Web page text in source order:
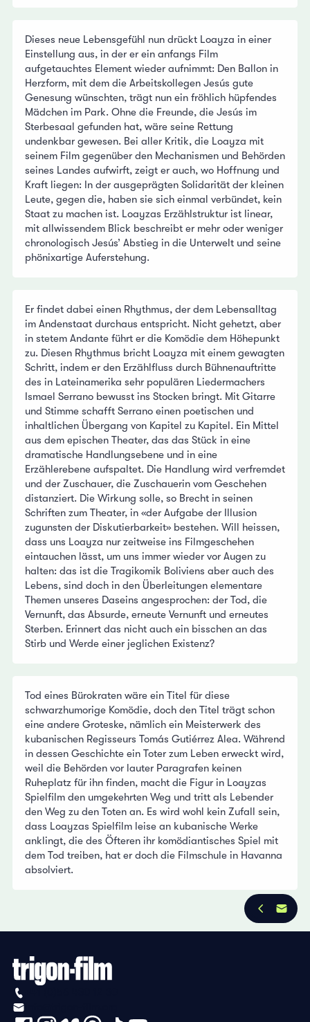
Dieses neue Lebensgefühl nun drückt Loayza in einer
Einstellung aus, in der er ein anfangs Film
aufgetauchtes Element wieder aufnimmt: Den Ballon in
Herzform, mit dem die Arbeitskollegen Jesús gute
Genesung wünschten, trägt nun ein fröhlich hüpfendes
Mädchen im Park. Ohne die Freunde, die Jesús im
Sterbesaal gefunden hat, wäre seine Rettung
undenkbar gewesen. Bei aller Kritik, die Loayza mit
seinem Film gegenüber den Mechanismen und Behörden
seines Landes aufwirft, zeigt er auch, wo Hoffnung und
Kraft liegen: In der ausgeprägten Solidarität der kleinen
Leute, gegen die, haben sie sich einmal verbündet, kein
Staat zu machen ist. Loayzas Erzählstruktur ist linear,
mit allwissendem Blick beschreibt er mehr oder weniger
chronologisch Jesús’ Abstieg in die Unterwelt und seine
phönixartige Auferstehung.
Er findet dabei einen Rhythmus, der dem Lebensalltag
im Andenstaat durchaus entspricht. Nicht gehetzt, aber
in stetem Andante führt er die Komödie dem Höhepunkt
zu. Diesen Rhythmus bricht Loayza mit einem gewagten
Schritt, indem er den Erzählfluss durch Bühnenauftritte
des in Lateinamerika sehr populären Liedermachers
Ismael Serrano bewusst ins Stocken bringt. Mit Gitarre
und Stimme schafft Serrano einen poetischen und
inhaltlichen Übergang von Kapitel zu Kapitel. Ein Mittel
aus dem epischen Theater, das das Stück in eine
dramatische Handlungsebene und in eine
Erzählerebene aufspaltet. Die Handlung wird verfremdet
und der Zuschauer, die Zuschauerin vom Geschehen
distanziert. Die Wirkung solle, so Brecht in seinen
Schriften zum Theater, in «der Aufgabe der Illusion
zugunsten der Diskutierbarkeit» bestehen. Will heissen,
dass uns Loayza nur zeitweise ins Filmgeschehen
eintauchen lässt, um uns immer wieder vor Augen zu
halten: das ist die Tragikomik Boliviens aber auch des
Lebens, sind doch in den Überleitungen elementare
Themen unseres Daseins angesprochen: der Tod, die
Vernunft, das Absurde, erneute Vernunft und erneutes
Sterben. Erinnert das nicht auch ein bisschen an das
Stirb und Werde einer jeglichen Existenz?
Tod eines Bürokraten wäre ein Titel für diese
schwarzhumorige Komödie, doch den Titel trägt schon
eine andere Groteske, nämlich ein Meisterwerk des
kubanischen Regisseurs Tomás Gutiérrez Alea. Während
in dessen Geschichte ein Toter zum Leben erweckt wird,
weil die Behörden vor lauter Paragrafen keinen
Ruheplatz für ihn finden, macht die Figur in Loayzas
Spielfilm den umgekehrten Weg und tritt als Lebender
den Weg zu den Toten an. Es wird wohl kein Zufall sein,
dass Loayzas Spielfilm leise an kubanische Werke
anklingt, die des Öfteren ihr komödiantisches Spiel mit
dem Tod treiben, hat er doch die Filmschule in Havanna
absolviert.